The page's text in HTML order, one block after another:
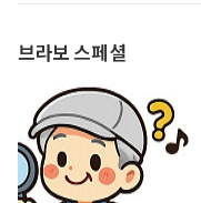
브라보 스페셜